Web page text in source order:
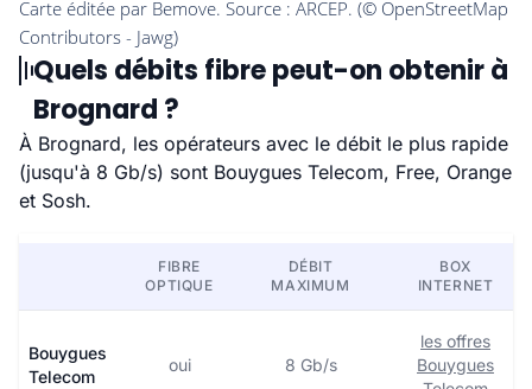
Quels débits fibre peut-on obtenir à
Brognard ?
À Brognard, les opérateurs avec le débit le plus rapide
(jusqu'à 8 Gb/s) sont Bouygues Telecom, Free, Orange
et Sosh.
FIBRE
OPTIQUE
DÉBIT
MAXIMUM
BOX
INTERNET
Bouygues
Telecom
oui 8 Gb/s
les offres
Bouygues